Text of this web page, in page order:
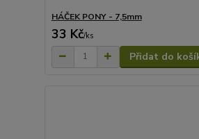
HÁČEK PONY - 7,5mm
33 Kč/ks
Přidat do